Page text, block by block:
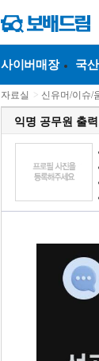
사이버매장 국
자료실 > 신유머/이슈/
익명 공무원 출